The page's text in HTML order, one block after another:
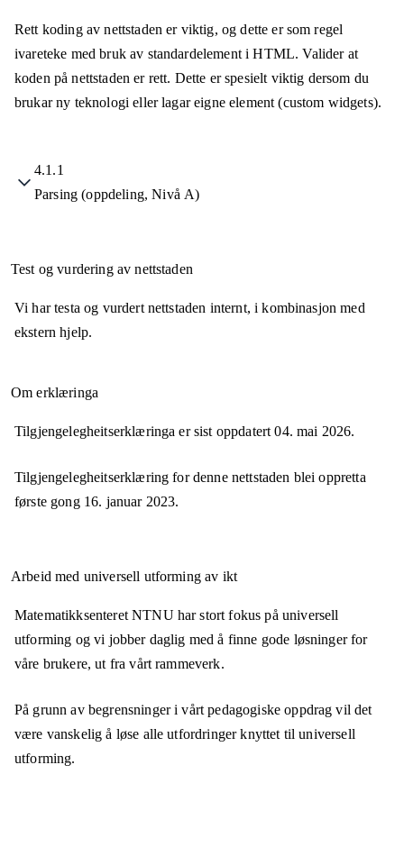
Rett koding av nettstaden er viktig, og dette er som regel
ivareteke med bruk av standardelement i HTML. Valider at
koden på nettstaden er rett. Dette er spesielt viktig dersom du
brukar ny teknologi eller lagar eigne element (custom widgets).
4.1.1
Parsing (oppdeling, Nivå A)
Test og vurdering av nettstaden
Vi har testa og vurdert nettstaden internt, i kombinasjon med
ekstern hjelp.
Om erklæringa
Tilgjengelegheitserklæringa er sist oppdatert04. mai 2026.
Tilgjengelegheitserklæring for denne nettstaden blei oppretta
første gong 16. januar 2023.
Arbeid med universell utforming av ikt
Matematikksenteret NTNU har stort fokus på universell
utforming og vi jobber daglig med å finne gode løsninger for
våre brukere, ut fra vårt rammeverk.
På grunn av begrensninger i vårt pedagogiske oppdrag vil det
være vanskelig å løse alle utfordringer knyttet til universell
utforming.